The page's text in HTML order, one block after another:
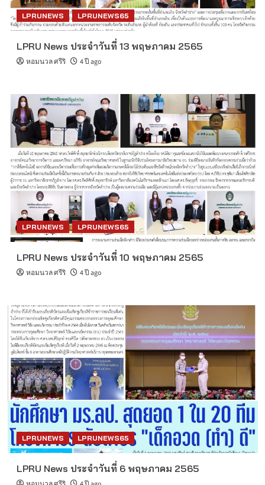
LPRUNEWS LPRUNEWS65
LPRU News ประจำวันที่ 13 พฤษภาคม 2565
หอมนวล ศรีริ 4 ปี ago
LPRUNEWS LPRUNEWS65
LPRU News ประจำวันที่ 10 พฤษภาคม 2565
หอมนวล ศรีริ 4 ปี ago
LPRUNEWS LPRUNEWS65
LPRU News ประจำวันที่ 6 พฤษภาคม 2565